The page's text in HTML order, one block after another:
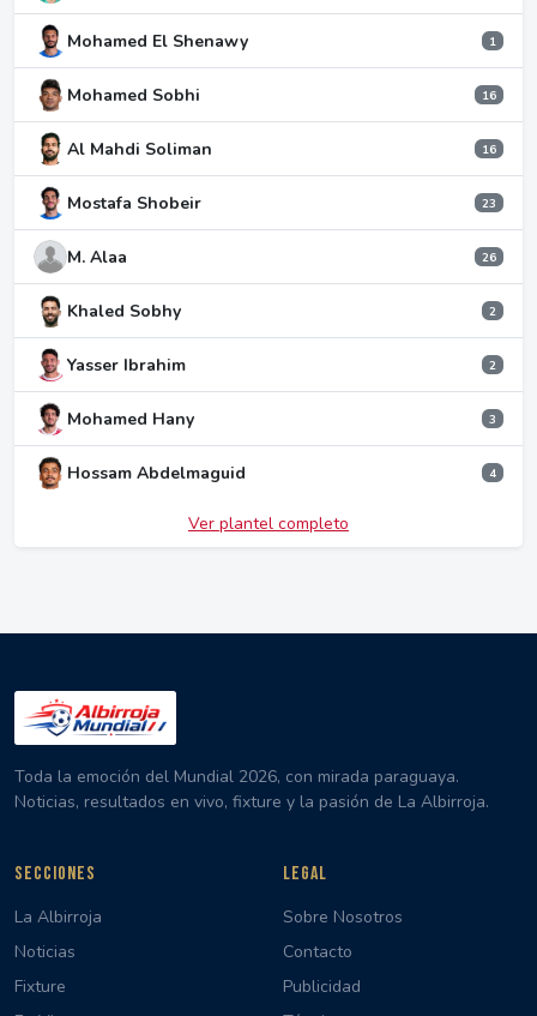
Mohamed El Shenawy 1
Mohamed Sobhi 16
Al Mahdi Soliman 16
Mostafa Shobeir 23
M. Alaa 26
Khaled Sobhy 2
Yasser Ibrahim 2
Mohamed Hany 3
Hossam Abdelmaguid 4
Ver plantel completo
Toda la emoción del Mundial 2026, con mirada paraguaya.
Noticias, resultados en vivo, fixture y la pasión de La Albirroja.
SECCIONES
La Albirroja
Noticias
Fixture
LEGAL
Sobre Nosotros
Contacto
Publicidad